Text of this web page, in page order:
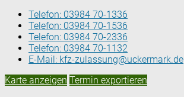
Telefon: 03984 70-1336
Telefon: 03984 70-1536
Telefon: 03984 70-2336
Telefon: 03984 70-1132
E-Mail: kfz-zulassung@uckermark.de
Karte anzeigen Termin exportieren